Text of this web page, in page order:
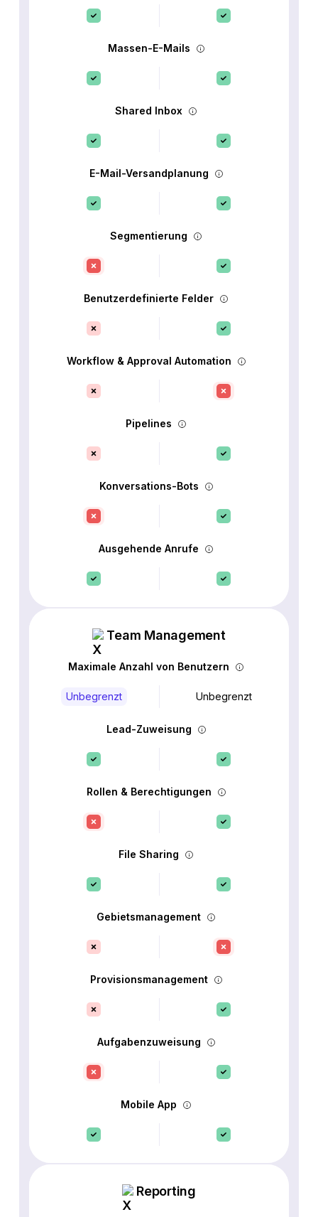
Massen-E-Mails
Shared Inbox
E-Mail-Versandplanung
Segmentierung
Benutzerdefinierte Felder
Workflow & Approval Automation
Pipelines
Konversations-Bots
Ausgehende Anrufe
Team Management
Maximale Anzahl von Benutzern
Unbegrenzt Unbegrenzt
Lead-Zuweisung
Rollen & Berechtigungen
File Sharing
Gebietsmanagement
Provisionsmanagement
Aufgabenzuweisung
Mobile App
Reporting